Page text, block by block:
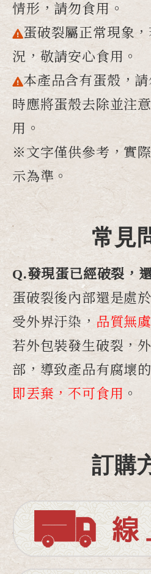
情形，請勿食用。
蛋破裂屬正常現象
況，敬請安心食用。
本產品含有蛋殼，
時應將蛋殼去除並注
用。
※文字僅供參考，實
示為準。
常見
Q.發現蛋已經破裂，
蛋破裂後內部還是處
受外界汙染， 品質無
若外包裝發生破裂，
部，導致產品有腐壞
即丟棄，不可食用 。
訂購